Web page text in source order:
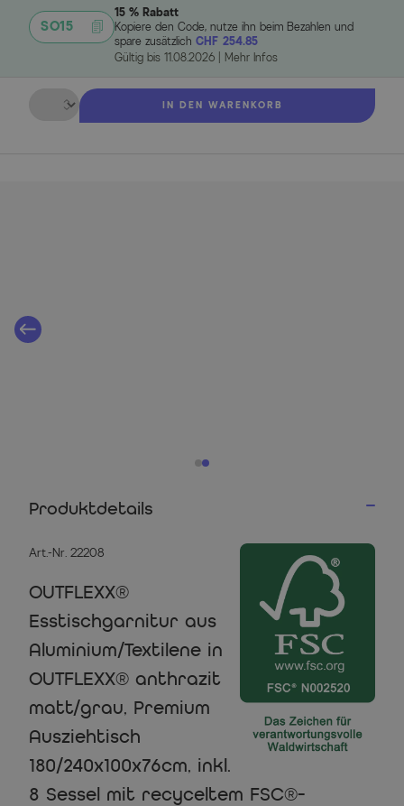
SO15
15 % Rabatt
Kopiere den Code, nutze ihn beim Bezahlen und
spare zusätzlich CHF 254.85
Gültig bis 11.08.2026 Mehr Infos
Menge
IN DEN WARENKORB
Produktdetails
Art.-Nr. 22208
OUTFLEXX®
Esstischgarnitur aus
Aluminium/Textilene in
OUTFLEXX® anthrazit
matt/grau, Premium
Ausziehtisch
180/240x100x76cm, inkl.
8 Sessel mit recyceltem FSC®-